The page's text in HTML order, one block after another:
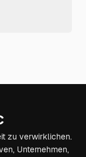
zu verwirklichen.
Unternehmen,